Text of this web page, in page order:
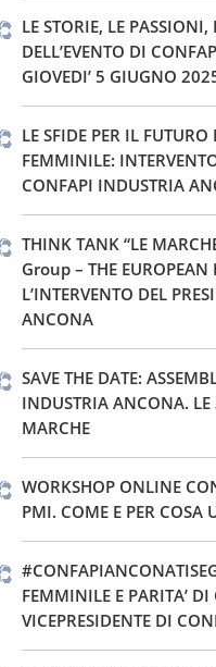
LE STORIE, LE
DELL’EVENTO DI
GIOVEDI’ 5 GIUGNO
LE SFIDE PER IL
FEMMINILE:
CONFAPI INDUSTRIA
THINK TANK “LE
Group – THE EUROPEAN
L’INTERVENTO DEL
ANCONA
SAVE THE DATE:
INDUSTRIA ANCONA. LE
MARCHE
WORKSHOP ONLINE
PMI. COME E PER COSA
FEMMINILE E PARITA’
VICEPRESIDENTE DI